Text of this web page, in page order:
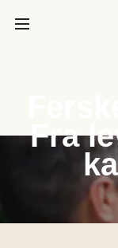
Fra